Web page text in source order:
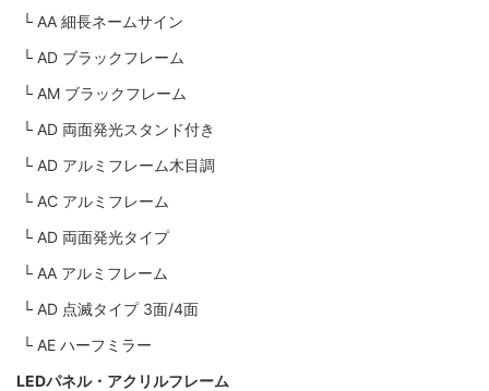
AA 細長ネームサイン
AD ブラックフレーム
AM ブラックフレーム
AD 両面発光スタンド付き
AD アルミフレーム木目調
AC アルミフレーム
AD 両面発光タイプ
AA アルミフレーム
AD 点滅タイプ 3面/4面
AE ハーフミラー
LEDパネル・アクリルフレーム